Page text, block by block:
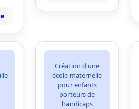
Création d'une
école maternelle
pour enfants
porteurs de
handicaps